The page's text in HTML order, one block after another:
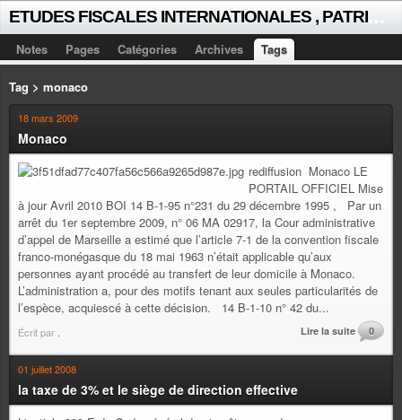
Notes Pages Catégories Archives Tags
Tag > monaco
18 mars 2009
Monaco
rediffusion Monaco LE
PORTAIL OFFICIEL Mise
à jour Avril 2010 BOI 14 B-1-95 n°231 du 29 décembre 1995 , Par un
arrêt du 1er septembre 2009, n° 06 MA 02917, la Cour administrative
d’appel de Marseille a estimé que l’article 7-1 de la convention fiscale
franco-monégasque du 18 mai 1963 n’était applicable qu’aux
personnes ayant procédé au transfert de leur domicile à Monaco.
L’administration a, pour des motifs tenant aux seules particularités de
l’espèce, acquiescé à cette décision. 14 B-1-10 n° 42 du...
Écrit par Lire la suite 0
01 juillet 2008
la taxe de 3% et le siège de direction effective